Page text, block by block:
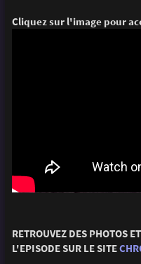
Cliquez sur l'image pour
RETROUVEZ DES PHOTOS
L'EPISODE SUR LE SITE